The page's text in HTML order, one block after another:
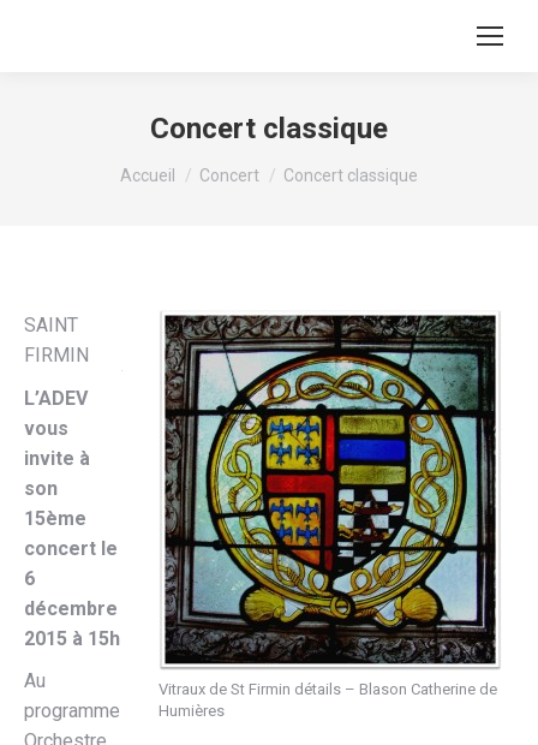
Concert classique
Vous êtes ici :
Accueil Concert Concert classique
Vitraux de St Firmin détails – Blason Catherine de
Humières
SAINT
FIRMIN
L’ADEV
vous
invite à
son
15ème
concert le
6
décembre
2015 à 15h
Au
programme